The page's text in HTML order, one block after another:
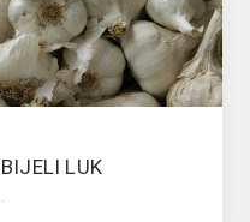
BIJELI LUK
.